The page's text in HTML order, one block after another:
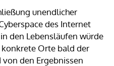
unendlicher
des Internet
den Lebensläufen würde
Orte bald der
den Ergebnissen